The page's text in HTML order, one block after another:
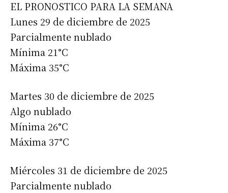
EL PRONOSTICO PARA LA SEMANA
Lunes 29 de diciembre de 2025
Parcialmente nublado
Mínima 21°C
Máxima 35°C
Martes 30 de diciembre de 2025
Algo nublado
Mínima 26°C
Máxima 37°C
Miércoles 31 de diciembre de 2025
Parcialmente nublado